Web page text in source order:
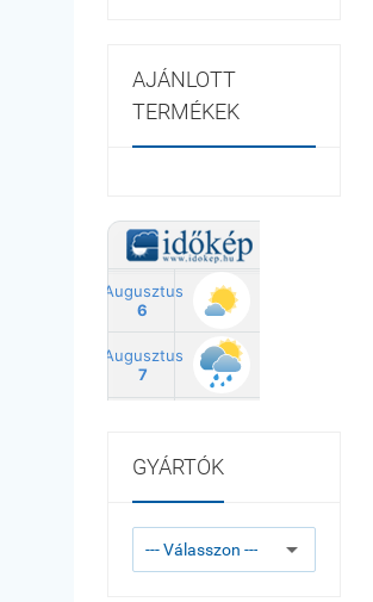
AJÁNLOTT
TERMÉKEK
GYÁRTÓK